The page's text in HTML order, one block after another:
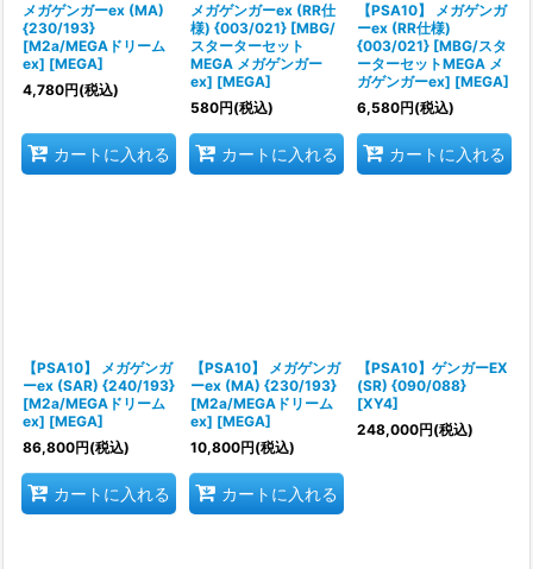
メガゲンガーex (MA)
{230/193}
[M2a/MEGAドリーム
ex] [MEGA]
4,780円(税込)
カートに入れる
メガゲンガーex (RR仕
様) {003/021} [MBG/
スターターセット
MEGA メガゲンガー
ex] [MEGA]
580円(税込)
カートに入れる
【PSA10】 メガゲンガ
ーex (RR仕様)
{003/021} [MBG/スタ
ーターセットMEGA メ
ガゲンガーex] [MEGA]
6,580円(税込)
カートに入れる
【PSA10】 メガゲンガ
ーex (SAR) {240/193}
[M2a/MEGAドリーム
ex] [MEGA]
86,800円(税込)
カートに入れる
【PSA10】 メガゲンガ
ーex (MA) {230/193}
[M2a/MEGAドリーム
ex] [MEGA]
10,800円(税込)
カートに入れる
【PSA10】ゲンガーEX
(SR) {090/088}
[XY4]
248,000円(税込)